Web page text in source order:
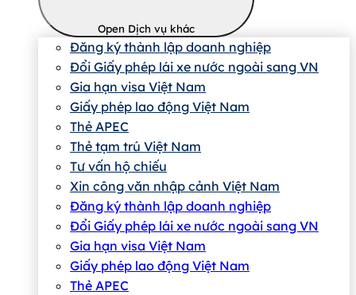
Open Dịch vụ khác
Đăng ký thành lập doanh nghiệp
Đổi Giấy phép lái xe nước ngoài sang VN
Gia hạn visa Việt Nam
Giấy phép lao động Việt Nam
Thẻ APEC
Thẻ tạm trú Việt Nam
Tư vấn hộ chiếu
Xin công văn nhập cảnh Việt Nam
Đăng ký thành lập doanh nghiệp
Đổi Giấy phép lái xe nước ngoài sang VN
Gia hạn visa Việt Nam
Giấy phép lao động Việt Nam
Thẻ APEC